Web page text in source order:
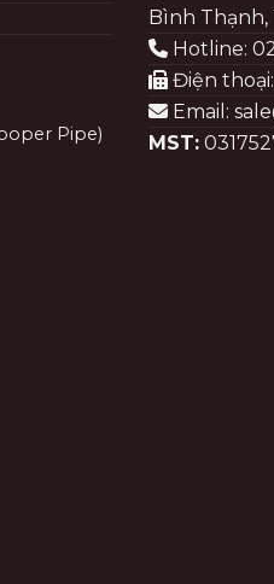
Pipe)
Bình Thạnh,
Hotline:
Điện thoại:
Email:
MST: